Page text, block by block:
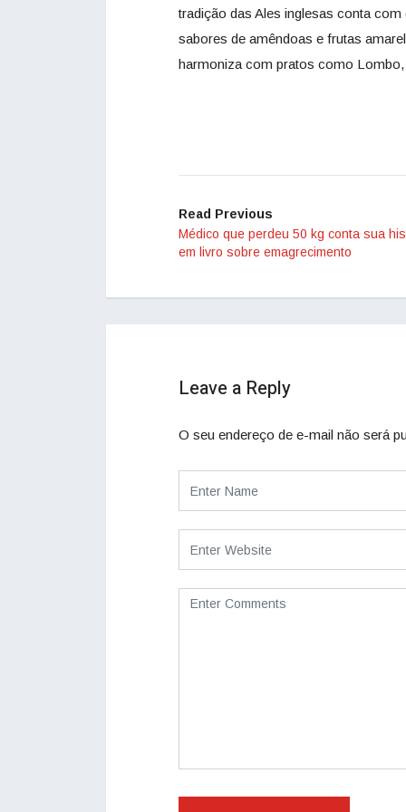
tradição das Ales inglesas conta
sabores de amêndoas e frutas
harmoniza com pratos como
Read Previous
Médico que perdeu 50 kg conta sua
em livro sobre emagrecimento
Leave a Reply
O seu endereço de e-mail não será